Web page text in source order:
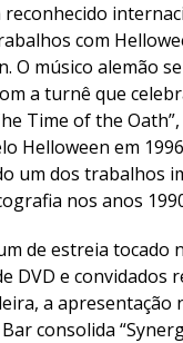
com
O músico alemão
a turnê que
Time of the
Helloween em
um dos trabalhos
nos anos
de estreia tocado
DVD e convidados
a apresentação
consolida